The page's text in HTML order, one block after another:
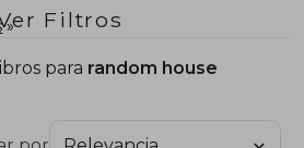
Filtros
para random house